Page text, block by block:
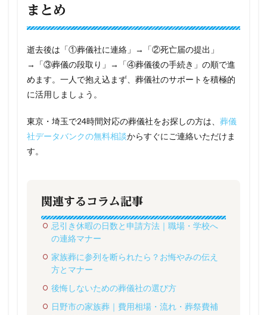
まとめ
逝去後は「①葬儀社に連絡」→「②死亡届の提出」
→「③葬儀の段取り」→「④葬儀後の手続き」の順で進
めます。一人で抱え込まず、葬儀社のサポートを積極的
に活用しましょう。
東京・埼玉で24時間対応の葬儀社をお探しの方は、 葬儀
社データバンクの無料相談からすぐにご連絡いただけま
す。
関連するコラム記事
忌引き休暇の日数と申請方法｜職場・学校へ
の連絡マナー
家族葬に参列を断られたら？お悔やみの伝え
方とマナー
後悔しないための葬儀社の選び方
日野市の家族葬｜費用相場・流れ・葬祭費補